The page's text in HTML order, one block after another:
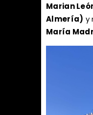
Marian
Almería) y
María